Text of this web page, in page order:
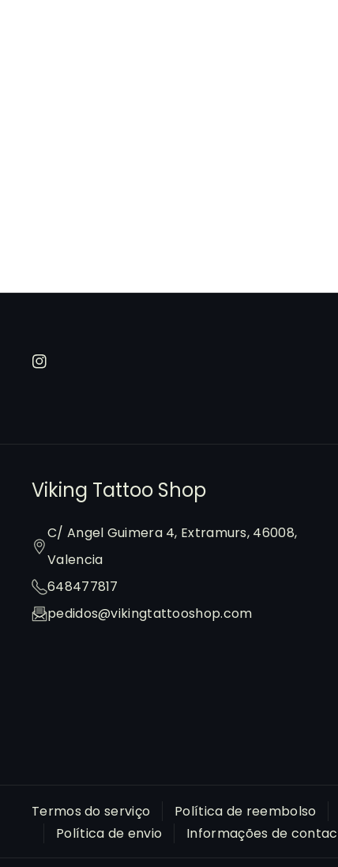
I
a
a
m
Viking Tattoo Shop
C/ Angel Guimera 4, Extramurs, 46008,
Valencia
648477817
pedidos@vikingtattooshop.com
Termos do serviço Política de reembolso
Política de envio
Informações de